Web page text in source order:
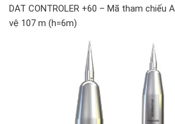
DAT CONTROLER +60 – Mã tham chiếu
vệ 107 m (h=6m)